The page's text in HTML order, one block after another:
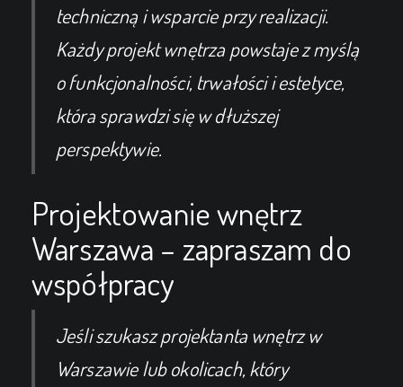
techniczną i wsparcie przy realizacji.
Każdy projekt wnętrza powstaje z myślą
o funkcjonalności, trwałości i estetyce,
która sprawdzi się w dłuższej
perspektywie.
Projektowanie wnętrz
Warszawa – zapraszam do
współpracy
Jeśli szukasz projektanta wnętrz w
Warszawie lub okolicach, który